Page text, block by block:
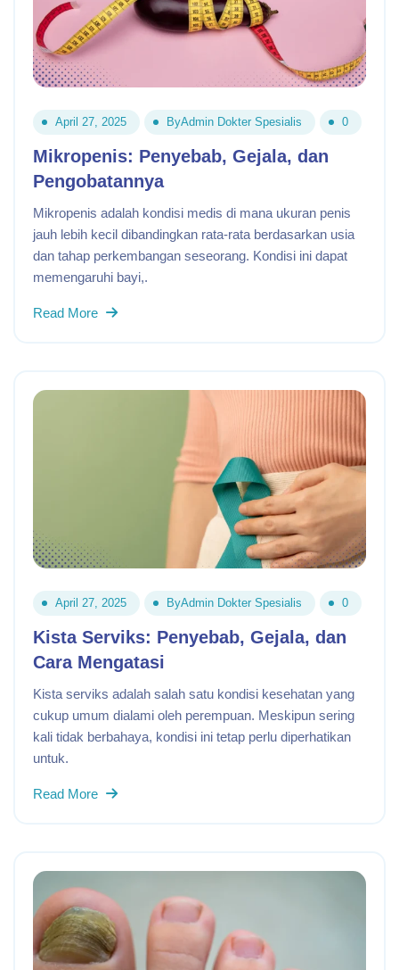
April 27, 2025 ByAdmin Dokter Spesialis 0
Mikropenis: Penyebab, Gejala, dan
Pengobatannya
Mikropenis adalah kondisi medis di mana ukuran penis
jauh lebih kecil dibandingkan rata-rata berdasarkan usia
dan tahap perkembangan seseorang. Kondisi ini dapat
memengaruhi bayi,.
Read More
April 27, 2025 ByAdmin Dokter Spesialis 0
Kista Serviks: Penyebab, Gejala, dan
Cara Mengatasi
Kista serviks adalah salah satu kondisi kesehatan yang
cukup umum dialami oleh perempuan. Meskipun sering
kali tidak berbahaya, kondisi ini tetap perlu diperhatikan
untuk.
Read More